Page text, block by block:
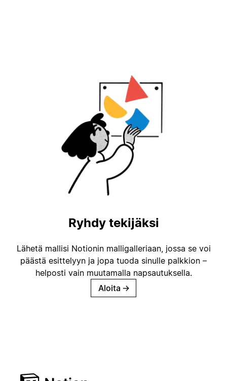
Ryhdy tekijäksi
Lähetä mallisi Notionin malligalleriaan, jossa se voi
päästä esittelyyn ja jopa tuoda sinulle palkkion –
helposti vain muutamalla napsautuksella.
Aloita →